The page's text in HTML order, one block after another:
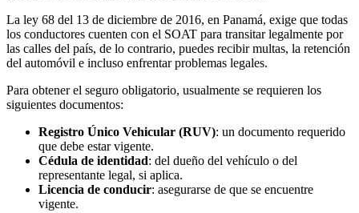
La ley 68 del 13 de diciembre de 2016, en Panamá, exige que todas
los conductores cuenten con el SOAT para transitar legalmente por
las calles del país, de lo contrario, puedes recibir multas, la retención
del automóvil e incluso enfrentar problemas legales.
Para obtener el seguro obligatorio, usualmente se requieren los
siguientes documentos:
Registro Único Vehicular (RUV): un documento requerido
que debe estar vigente.
Cédula de identidad: del dueño del vehículo o del
representante legal, si aplica.
Licencia de conducir: asegurarse de que se encuentre
vigente.